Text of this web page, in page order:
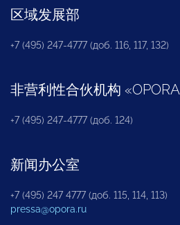
区域发展部
+7 (495) 247-4777 (доб. 116, 117, 132)
非营利性合伙机构 «OPORA
+7 (495) 247-4777 (доб. 124)
新闻办公室
+7 (495) 247 4777 (доб. 115, 114, 113)
pressa@opora.ru